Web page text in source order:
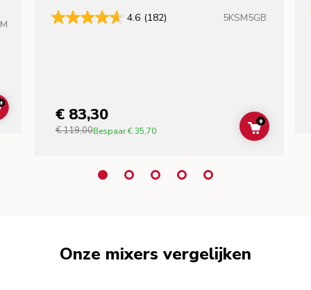
ADD TO CART
4.6 (182) 5KSM5GB
€ 83,30
€ 119,00Bespaar€ 35,70 ADD TO
+
Onze mixers vergelijken